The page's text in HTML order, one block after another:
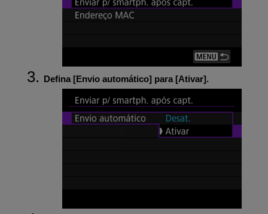
Defina [Envio automático] para [Ativar].